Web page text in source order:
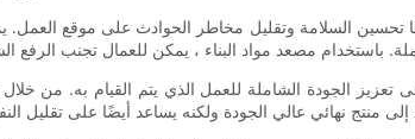
تحسين السلامة وتقليل مخاطر الحوادث على موقع
الجودة الشاملة للعمل الذي يتم القيام به. من